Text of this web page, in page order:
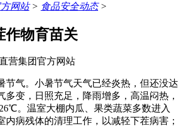
网站> 食品安全动态>
作物育苗关
营集团官方网站
气。小暑节气天气已经炎热，但还没达
多变，日照充足，降雨增多，高温闷热，
。温室大棚内瓜、果类蔬菜多数进入
内病残体的清理工作，以减轻下茬病害；